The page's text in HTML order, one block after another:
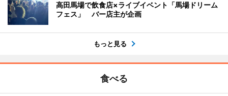
高田馬場で飲食店×ライブイベント「馬場ドリーム
フェス」 バー店主が企画
もっと見る
食べる